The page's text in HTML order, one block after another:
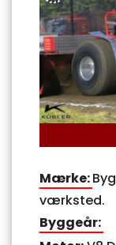
Mærke:
værksted.
Byggeår: